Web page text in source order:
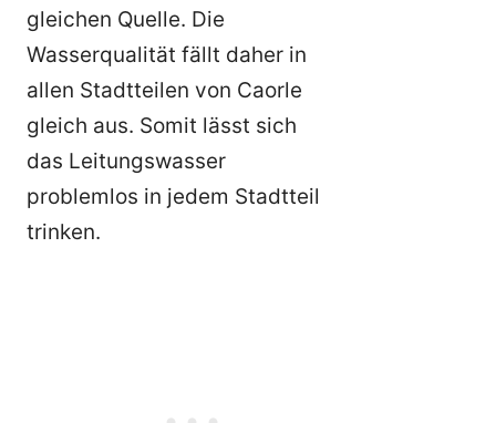
gleichen Quelle. Die
Wasserqualität fällt daher in
allen Stadtteilen von Caorle
gleich aus. Somit lässt sich
das Leitungswasser
problemlos in jedem Stadtteil
trinken.